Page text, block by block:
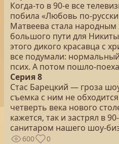
Когда-то в 90-е все
побила «Любовь по-
Матвеева стала
большого пути для
этого дикого красавца с
все подумали:
псих. А потом пошло-
Серия 8
Стас Барецкий — гроза
съемка с ним не
четверть века нового
кажется, так и застрял в
санитаром нашего шоу-
600 0